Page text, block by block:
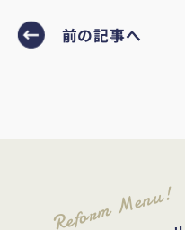
前の記事へ
Reform Menu!